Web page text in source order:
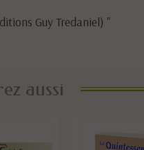
Guy Tredaniel) "
aussi